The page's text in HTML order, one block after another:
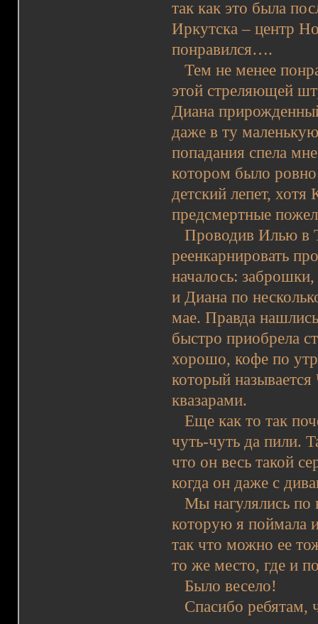
так как это была
Иркутска – центр
понравился….
Тем не менее
этой стреляющей
Диана
даже в ту
попадания спела
котором было ровно
детский лепет,
предсмертные
Проводив Илью в
реенкарнировать
началось:
и Диана по
мае. Правда
быстро приобрела
хорошо, кофе по
который
квазарами.
Еще как то так
чуть-чуть да пили.
что он весь такой
когда он даже с
Мы нагулялись по
которую я поймала
так что можно ее
то же место, где и
Было весело!
Спасибо ребятам,